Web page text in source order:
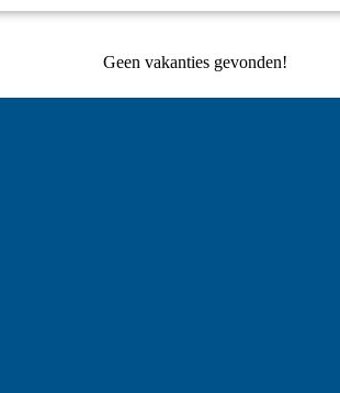
Geen vakanties gevonden!